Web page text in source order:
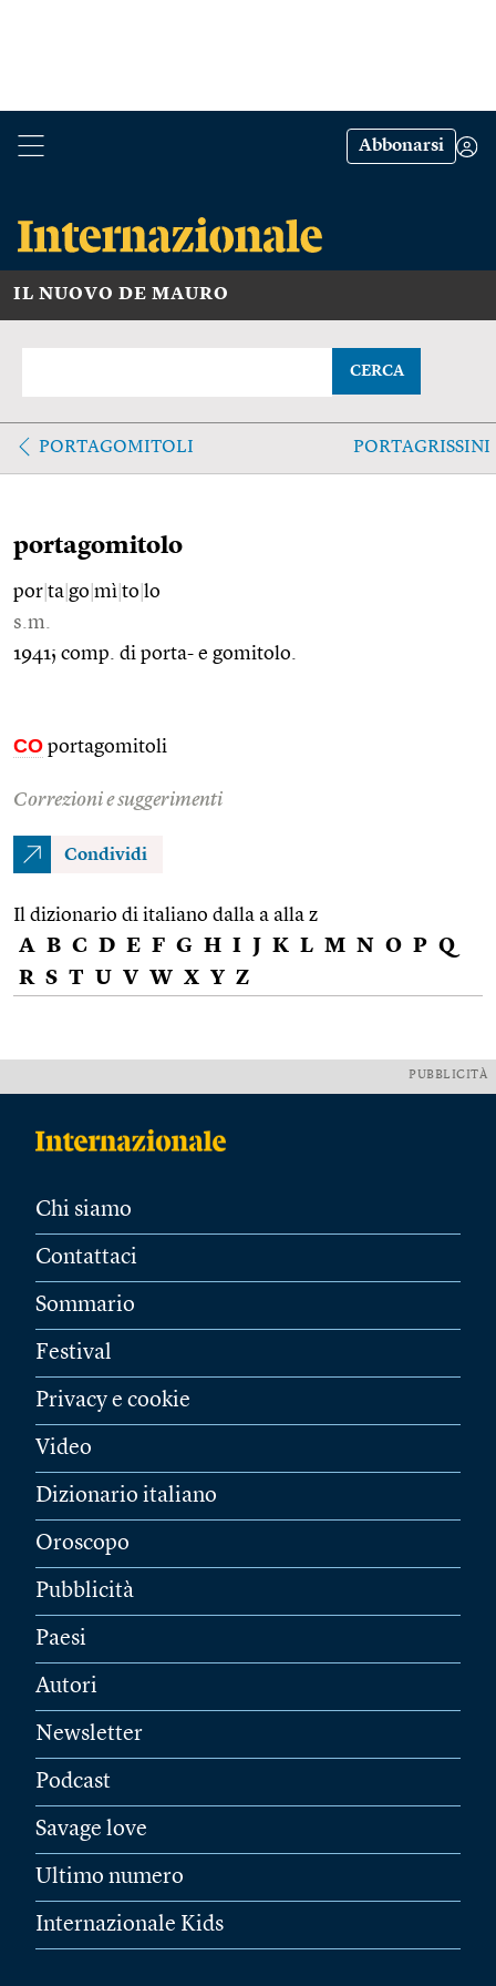
Abbonarsi
IL NUOVO DE MAURO
CERCA
PORTAGOMITOLI PORTAGRISSINI
portagomitolo
por ta go mì to lo
s.m.
1941; comp. di porta- e gomitolo.
CO portagomitoli
Correzioni e suggerimenti
Condividi
Il dizionario di italiano dalla a alla z
A B C D E F G H I J K L M N O P Q
R S T U V W X Y Z
PUBBLICITÀ
Chi siamo
Contattaci
Sommario
Festival
Privacy e cookie
Video
Dizionario italiano
Oroscopo
Pubblicità
Paesi
Autori
Newsletter
Podcast
Savage love
Ultimo numero
Internazionale Kids